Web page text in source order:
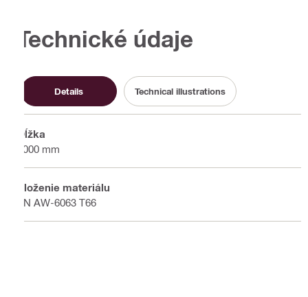
Technické údaje
Details Technical illustrations
Dĺžka
6000 mm
Zloženie materiálu
EN AW-6063 T66